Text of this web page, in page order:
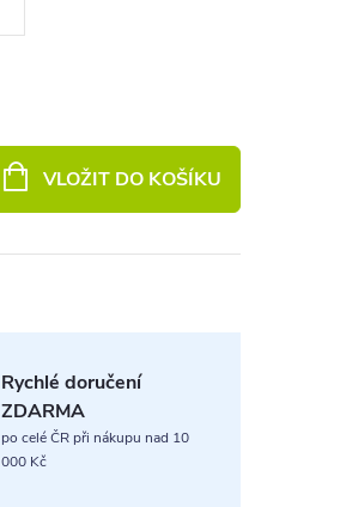
VLOŽIT DO KOŠÍKU
Rychlé doručení
ZDARMA
po celé ČR při nákupu nad 10
000 Kč